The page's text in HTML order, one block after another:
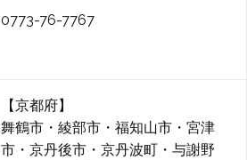
0773-76-7767
【京都府】
舞鶴市・綾部市・福知山市・宮津
市・京丹後市・京丹波町・与謝野